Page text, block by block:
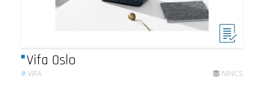
Vifa Oslo
#VIFA NINCS